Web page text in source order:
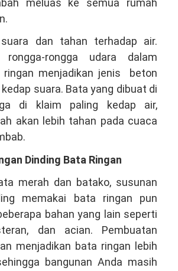
meluas ke semua rumah
dan tahan terhadap air.
rongga udara dalam
ringan menjadikan jenis beton
suara. Bata yang dibuat di
di klaim paling kedap air,
akan lebih tahan pada cuaca
Dinding Bata Ringan
merah dan batako, susunan
memakai bata ringan pun
bahan yang lain seperti
dan acian. Pembuatan
menjadikan bata ringan lebih
bangunan Anda masih